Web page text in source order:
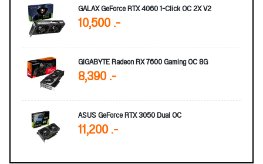
GALAX GeForce RTX 4060 1-Click OC 2X V2
10,500 .-
GIGABYTE Radeon RX 7600 Gaming OC 8G
8,390 .-
ASUS GeForce RTX 3050 Dual OC
11,200 .-